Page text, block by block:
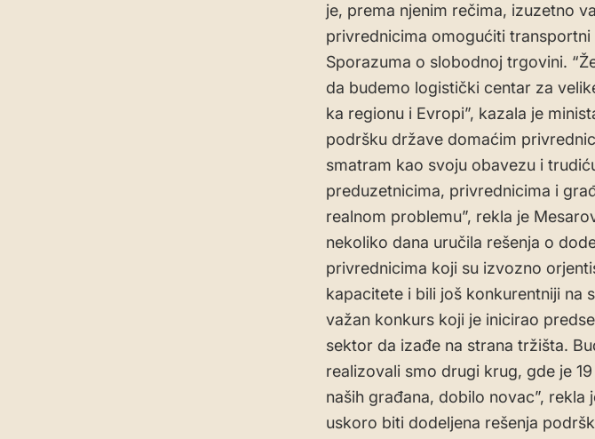
je, prema njenim rečima, izuzetno
privrednicima omogućiti
Sporazuma o slobodnoj trgovini.
da budemo logistički centar za
ka regionu i Evropi”, kazala je
podršku države domaćim
smatram kao svoju obavezu i
preduzetnicima, privrednicima i
realnom problemu”, rekla je
nekoliko dana uručila rešenja o
privrednicima koji su izvozno
kapacitete i bili još konkurentniji na
važan konkurs koji je inicirao
sektor da izađe na strana tržišta.
realizovali smo drugi krug, gde je
naših građana, dobilo novac”, rekla
uskoro biti dodeljena rešenja